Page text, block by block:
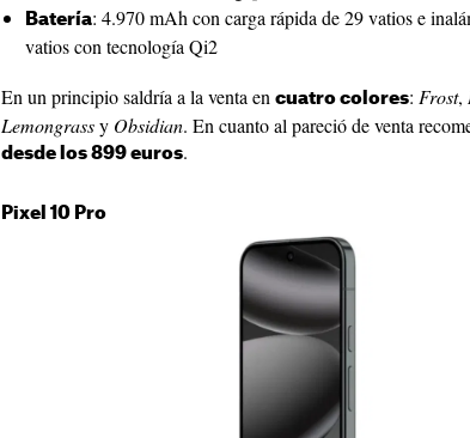
Batería: 4.970 mAh con carga rápida de 29 vatios e
vatios con tecnología Qi2
En un principio saldría a la venta en cuatro colores: Frost,
Lemongrassy Obsidian. En cuanto al pareció de venta
desde los 899 euros.
Pixel 10 Pro